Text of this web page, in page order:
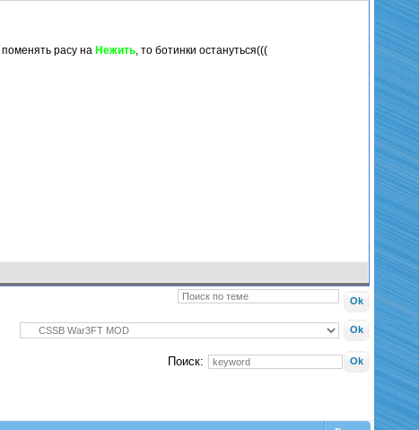
поменять расу на Нежить, то ботинки остануться(((
Поиск: